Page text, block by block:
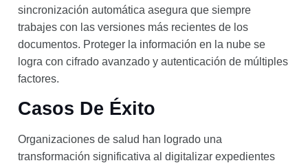
sincronización automática asegura que siempre
trabajes con las versiones más recientes de los
documentos. Proteger la información en la nube se
logra con cifrado avanzado y autenticación de múltiples
factores.
Casos De Éxito
Organizaciones de salud han logrado una
transformación significativa al digitalizar expedientes